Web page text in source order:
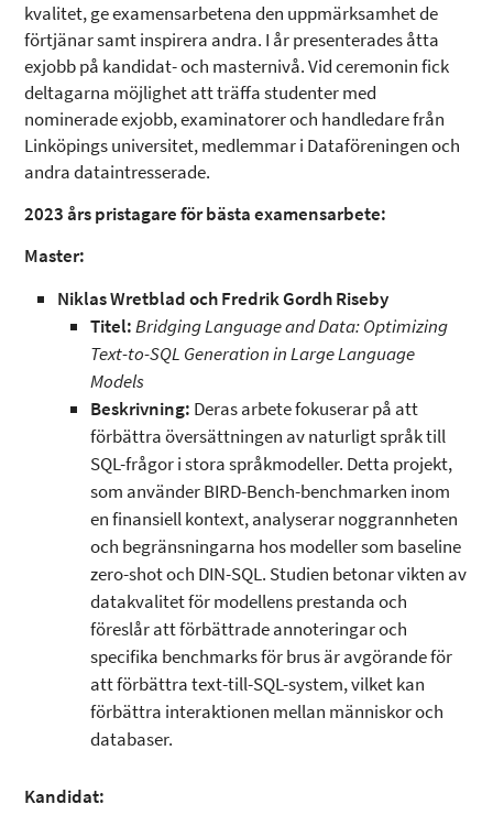
kvalitet, ge examensarbetena den uppmärksamhet de
förtjänar samt inspirera andra. I år presenterades åtta
exjobb på kandidat- och masternivå. Vid ceremonin fick
deltagarna möjlighet att träffa studenter med
nominerade exjobb, examinatorer och handledare från
Linköpings universitet, medlemmar i Dataföreningen och
andra dataintresserade.
2023 års pristagare för bästa examensarbete:
Master:
Niklas Wretblad och Fredrik Gordh Riseby
Titel:Bridging Language and Data: Optimizing
Text-to-SQL Generation in Large Language
Models
Beskrivning: Deras arbete fokuserar på att
förbättra översättningen av naturligt språk till
SQL-frågor i stora språkmodeller. Detta projekt,
som använder BIRD-Bench-benchmarken inom
en finansiell kontext, analyserar noggrannheten
och begränsningarna hos modeller som baseline
zero-shot och DIN-SQL. Studien betonar vikten av
datakvalitet för modellens prestanda och
föreslår att förbättrade annoteringar och
specifika benchmarks för brus är avgörande för
att förbättra text-till-SQL-system, vilket kan
förbättra interaktionen mellan människor och
databaser.
Kandidat: